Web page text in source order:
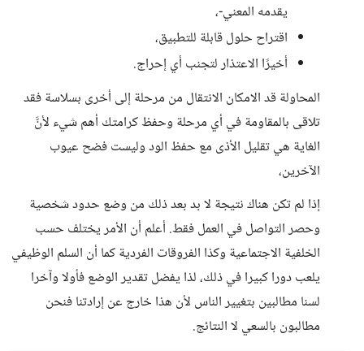
يقدمه المعني-،
اقتراح حلول قابلة للتطبيق،
أخيرًا الاعتذار لتجنب أي إحراج.
المحاولة قد الامكان الانتقال من مرحلة إلى أخرى بسلاسة فقد
تلاقى بالمقاومة في أي مرحلة وحفظ كرامتك أهم شيء لأنَّ
الغاية هي تقليل الأذى مع حفظ الود وليست فضح عيوب
الآخرين،
إذا لم تكن هناك نتيجة لا بد بعد ذلك من وضع حدود شخصية
وحصر التواصل في العمل فقط. أعلم أن الأمر يختلف حسب
الخلفية الاجتماعية وكذا الفروقات الفردية كما أن السلم الوظيفي
يلعب دورا كبيرا في ذلك، لذا يفضل تقدير الوضع فأولا وآخرا
لسنا مطالبين بتغيير الناس لأن هذا خارج عن إرادتنا فنحن
مطالبون بالسعي لا النتائج.